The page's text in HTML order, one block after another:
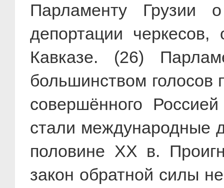
Парламенту Грузии
депортации
Кавказе. (26)
большинством голосов
совершённого
стали международные
половине XX в.
закон обратной силы